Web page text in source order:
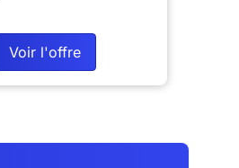
Voir l'offre